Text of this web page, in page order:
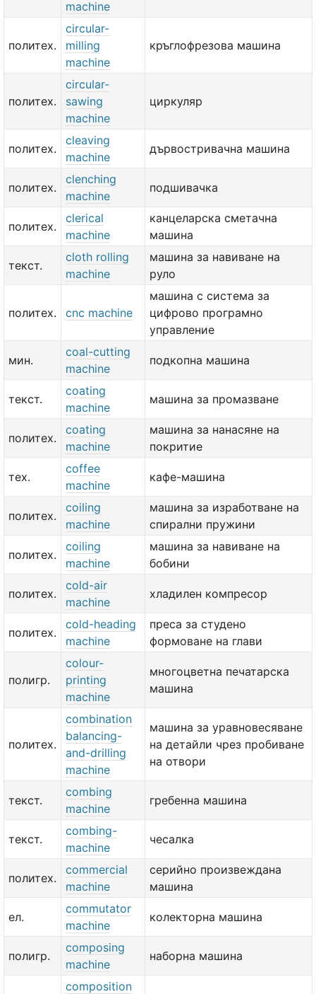
machine
политех.
circular-
milling
machine
кръглофрезова машина
политех.
circular-
sawing
machine
циркуляр
политех.
cleaving
machine
дървостривачна машина
политех.
clenching
machine
подшивачка
политех.
clerical
machine
канцеларска сметачна
машина
текст.
cloth rolling
machine
машина за навиване на
руло
политех. cnc machine
машина с система за
цифрово програмно
управление
мин.
coal-cutting
machine
подкопна машина
текст.
coating
machine
машина за промазване
политех.
coating
machine
машина за нанасяне на
покритие
тех.
coffee
machine
кафе-машина
политех.
coiling
machine
машина за изработване на
спирални пружини
политех.
coiling
machine
машина за навиване на
бобини
политех.
cold-air
machine
хладилен компресор
политех.
cold-heading
machine
преса за студено
формоване на глави
полигр.
colour-
printing
machine
многоцветна печатарска
машина
политех.
combination
balancing-
and-drilling
machine
машина за уравновесяване
на детайли чрез пробиване
на отвори
текст.
combing
machine
гребенна машина
текст.
combing-
machine
чесалка
политех.
commercial
machine
серийно произвеждана
машина
ел.
commutator
machine
колекторна машина
полигр.
composing
machine
наборна машина
composition